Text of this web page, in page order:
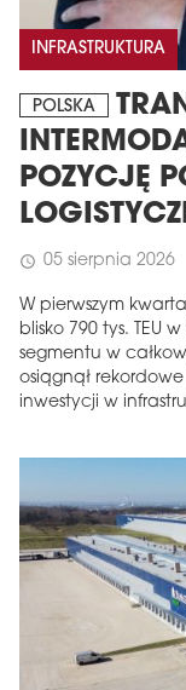
INFRASTRUKTURA
POLSKA
POZYCJĘ
schedule 05 sierpnia 2026
W pierwszym
blisko 790 tys. TEU
segmentu w
osiągnął
inwestycji w